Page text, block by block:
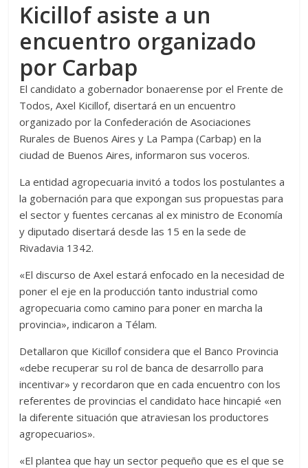
Kicillof asiste a un
encuentro organizado
por Carbap
El candidato a gobernador bonaerense por el Frente de
Todos, Axel Kicillof, disertará en un encuentro
organizado por la Confederación de Asociaciones
Rurales de Buenos Aires y La Pampa (Carbap) en la
ciudad de Buenos Aires, informaron sus voceros.
La entidad agropecuaria invitó a todos los postulantes a
la gobernación para que expongan sus propuestas para
el sector y fuentes cercanas al ex ministro de Economía
y diputado disertará desde las 15 en la sede de
Rivadavia 1342.
«El discurso de Axel estará enfocado en la necesidad de
poner el eje en la producción tanto industrial como
agropecuaria como camino para poner en marcha la
provincia», indicaron a Télam.
Detallaron que Kicillof considera que el Banco Provincia
«debe recuperar su rol de banca de desarrollo para
incentivar» y recordaron que en cada encuentro con los
referentes de provincias el candidato hace hincapié «en
la diferente situación que atraviesan los productores
agropecuarios».
«El plantea que hay un sector pequeño que es el que se